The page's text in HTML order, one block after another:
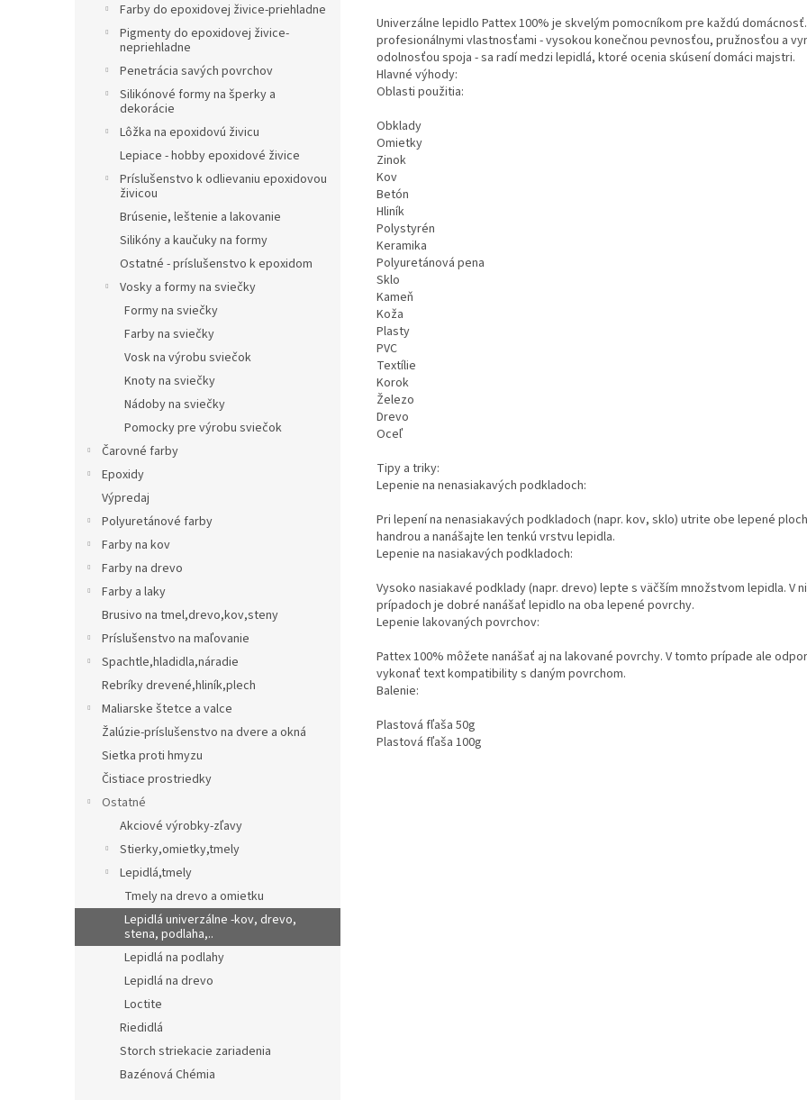
Farby do epoxidovej živice-priehladne
Pigmenty do epoxidovej živice-
nepriehladne
Penetrácia savých povrchov
Silikónové formy na šperky a
dekorácie
Lôžka na epoxidovú živicu
Lepiace - hobby epoxidové živice
Príslušenstvo k odlievaniu epoxidovou
živicou
Brúsenie, leštenie a lakovanie
Silikóny a kaučuky na formy
Ostatné - príslušenstvo k epoxidom
Vosky a formy na sviečky
Formy na sviečky
Farby na sviečky
Vosk na výrobu sviečok
Knoty na sviečky
Nádoby na sviečky
Pomocky pre výrobu sviečok
Čarovné farby
Epoxidy
Výpredaj
Polyuretánové farby
Farby na kov
Farby na drevo
Farby a laky
Brusivo na tmel,drevo,kov,steny
Príslušenstvo na maľovanie
Spachtle,hladidla,náradie
Rebríky drevené,hliník,plech
Maliarske štetce a valce
Žalúzie-príslušenstvo na dvere a okná
Sietka proti hmyzu
Čistiace prostriedky
Ostatné
Akciové výrobky-zľavy
Stierky,omietky,tmely
Lepidlá,tmely
Tmely na drevo a omietku
Lepidlá univerzálne -kov, drevo,
stena, podlaha,..
Lepidlá na podlahy
Lepidlá na drevo
Loctite
Riedidlá
Storch striekacie zariadenia
Bazénová Chémia
Univerzálne lepidlo Pattex 100% je skvelým pomocníkom pre každú
profesionálnymi vlastnosťami - vysokou konečnou pevnosťou, pružnosťou a
odolnosťou spoja - sa radí medzi lepidlá, ktoré ocenia skúsení domáci majstri.
Hlavné výhody:
Oblasti použitia:
Obklady
Omietky
Zinok
Kov
Betón
Hliník
Polystyrén
Keramika
Polyuretánová pena
Sklo
Kameň
Koža
Plasty
PVC
Textílie
Korok
Železo
Drevo
Oceľ
Tipy a triky:
Lepenie na nenasiakavých podkladoch:
Pri lepení na nenasiakavých podkladoch (napr. kov, sklo) utrite obe lepené
handrou a nanášajte len tenkú vrstvu lepidla.
Lepenie na nasiakavých podkladoch:
Vysoko nasiakavé podklady (napr. drevo) lepte s väčším množstvom lepidla. V
prípadoch je dobré nanášať lepidlo na oba lepené povrchy.
Lepenie lakovaných povrchov:
Pattex 100% môžete nanášať aj na lakované povrchy. V tomto prípade ale
vykonať text kompatibility s daným povrchom.
Balenie:
Plastová fľaša 50g
Plastová fľaša 100g